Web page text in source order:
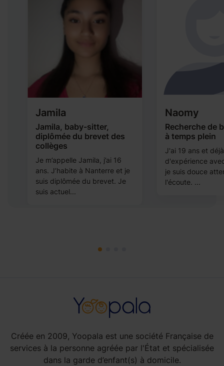
Jamila
Jamila, baby-sitter,
diplômée du brevet des
collèges
Je m’appelle Jamila, j’ai 16
ans. J’habite à Nanterre et je
suis diplômée du brevet. Je
suis actuel...
Naomy
Recherche de
à temps plein
J'ai 19 ans et
d'expérience
je suis douce
l'écoute. ...
Créée en 2009, Yoopala est une société Française de
services à la personne agréée par l'État et spécialisée
dans la garde d’enfant(s) à domicile.